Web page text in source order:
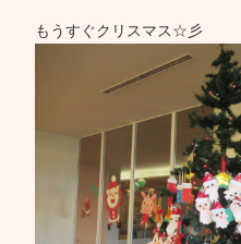
もうすぐクリスマス☆彡